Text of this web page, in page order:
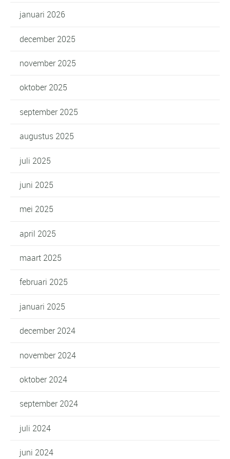
januari 2026
december 2025
november 2025
oktober 2025
september 2025
augustus 2025
juli 2025
juni 2025
mei 2025
april 2025
maart 2025
februari 2025
januari 2025
december 2024
november 2024
oktober 2024
september 2024
juli 2024
juni 2024